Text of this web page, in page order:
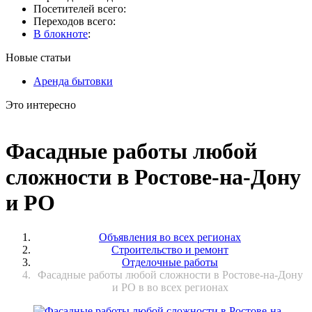
Посетителей всего:
Переходов всего:
В блокноте:
Новые статьи
Аренда бытовки
Это интересно
Фасадные работы любой
сложности в Ростове-на-Дону
и РО
Объявления во всех регионах
Строительство и ремонт
Отделочные работы
Фасадные работы любой сложности в Ростове-на-Дону
и РО в во всех регионах